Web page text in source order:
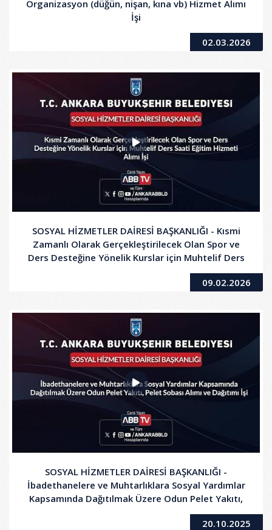
Organizasyon (düğün, nişan, kına vb) Hizmet Alımı
İşi
02.03.2026
SOSYAL HİZMETLER DAİRESİ BAŞKANLIĞI - Kısmi
Zamanlı Olarak Gerçekleştirilecek Olan Spor ve
Ders Desteğine Yönelik Kurslar için Muhtelif Ders
Saati Eğitim Hizmeti Alımı İşi
09.02.2026
SOSYAL HİZMETLER DAİRESİ BAŞKANLIĞI -
İbadethanelere ve Muhtarlıklara Sosyal Yardımlar
Kapsamında Dağıtılmak Üzere Odun Pelet Yakıtı,
Pelet Sobası Alımı ve Dağıtım İşi
20.10.2025